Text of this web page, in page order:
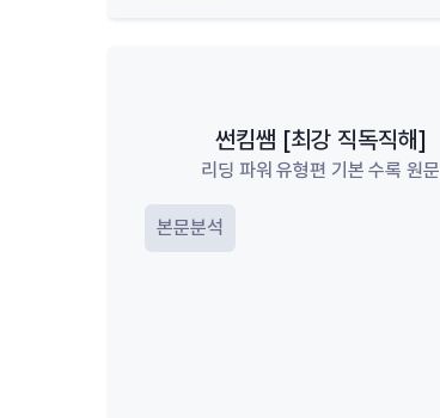
썬킴쌤 [최강 직독직해]
리딩 파워 유형편 기본 수록 원문
본문분석